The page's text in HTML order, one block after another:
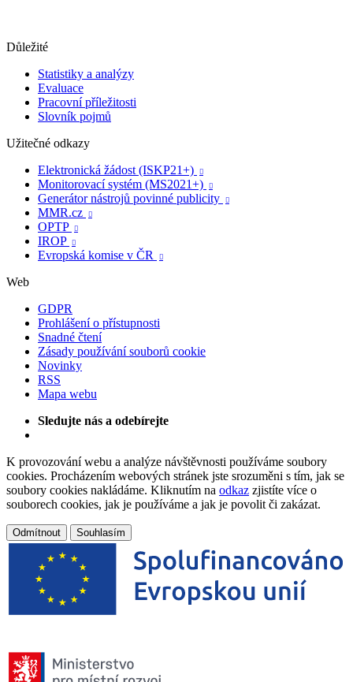
Důležité
Statistiky a analýzy
Evaluace
Pracovní příležitosti
Slovník pojmů
Užitečné odkazy
Elektronická žádost (ISKP21+)

Monitorovací systém (MS2021+) 
Generátor nástrojů povinné publicity 
MMR.cz 
OPTP 
IROP 
Evropská komise v ČR 
Web
GDPR
Prohlášení o přístupnosti
Snadné čtení
Zásady používání souborů cookie
Novinky
RSS
Mapa webu
Sledujte nás a odebírejte
K provozování webu a analýze návštěvnosti používáme soubory
cookies. Procházením webových stránek jste srozuměni s tím, jak se
soubory cookies nakládáme. Kliknutím na odkaz zjistíte více o
souborech cookies, jak je používáme a jak je povolit či zakázat.
Odmítnout Souhlasím